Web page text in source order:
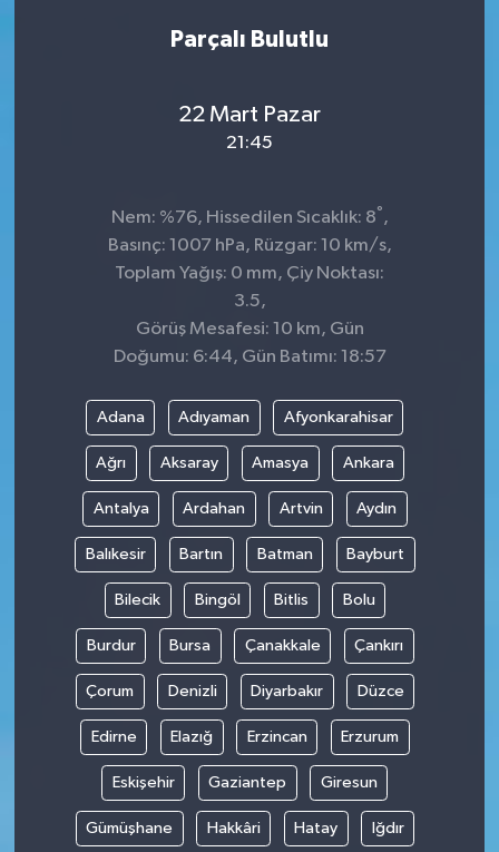
Parçalı Bulutlu
22 Mart Pazar
21:45
Nem: %76, Hissedilen Sıcaklık: 8° ,
Basınç: 1007 hPa, Rüzgar: 10 km/s,
Toplam Yağış: 0 mm, Çiy Noktası:
3.5,
Görüş Mesafesi: 10 km, Gün
Doğumu: 6:44, Gün Batımı: 18:57
Adana Adıyaman Afyonkarahisar
Ağrı Aksaray Amasya Ankara
Antalya Ardahan Artvin Aydın
Balıkesir Bartın Batman Bayburt
Bilecik Bingöl Bitlis Bolu
Burdur Bursa Çanakkale Çankırı
Çorum Denizli Diyarbakır Düzce
Edirne Elazığ Erzincan Erzurum
Eskişehir Gaziantep Giresun
Gümüşhane Hakkâri Hatay Iğdır